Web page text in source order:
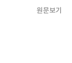
원문보기